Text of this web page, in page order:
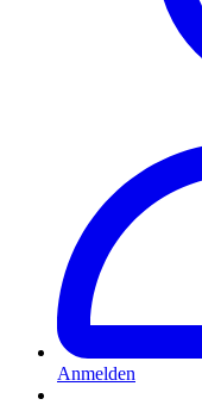
Anmelden